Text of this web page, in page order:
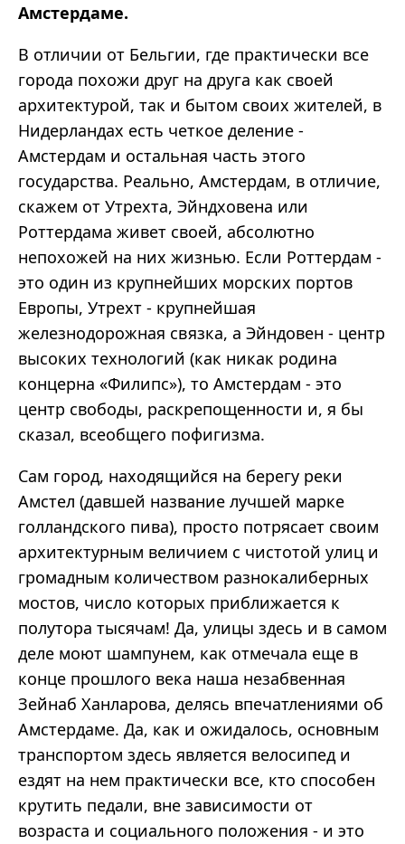
Амстердаме.
В отличии от Бельгии, где практически все
города похожи друг на друга как своей
архитектурой, так и бытом своих жителей, в
Нидерландах есть четкое деление -
Амстердам и остальная часть этого
государства. Реально, Амстердам, в отличие,
скажем от Утрехта, Эйндховена или
Роттердама живет своей, абсолютно
непохожей на них жизнью. Если Роттердам -
это один из крупнейших морских портов
Европы, Утрехт - крупнейшая
железнодорожная связка, а Эйндовен - центр
высоких технологий (как никак родина
концерна «Филипс»), то Амстердам - это
центр свободы, раскрепощенности и, я бы
сказал, всеобщего пофигизма.
Сам город, находящийся на берегу реки
Амстел (давшей название лучшей марке
голландского пива), просто потрясает своим
архитектурным величием с чистотой улиц и
громадным количеством разнокалиберных
мостов, число которых приближается к
полутора тысячам! Да, улицы здесь и в самом
деле моют шампунем, как отмечала еще в
конце прошлого века наша незабвенная
Зейнаб Ханларова, делясь впечатлениями об
Амстердаме. Да, как и ожидалось, основным
транспортом здесь является велосипед и
ездят на нем практически все, кто способен
крутить педали, вне зависимости от
возраста и социального положения - и это